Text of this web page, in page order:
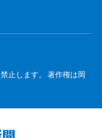
止します。 著作権は岡